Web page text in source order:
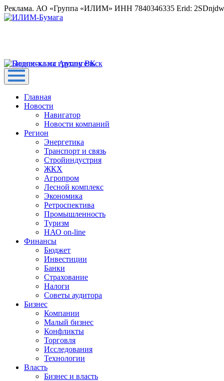
Реклама. АО «Группа «ИЛИМ» ИНН 7840346335 Erid:
Главная
Новости
Навигатор
Новости компаний
Регион
Энергетика
Транспорт и связь
Стройиндустрия
ЖКХ
Агропром
Лесной комплекс
Экономика
Ретроспектива
Промышленность
Туризм
НАО on-line
Финансы
Бюджет
Инвестиции
Банки
Страхование
Налоги
Советы аудитора
Бизнес
Компании
Малый бизнес
Конфликты
Торговля
Исследования
Технологии
Власть
Бизнес и власть